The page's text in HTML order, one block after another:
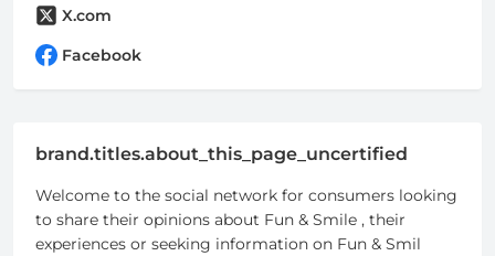
X.com
Facebook
brand.titles.about_this_page_uncertified
Welcome to the social network for consumers looking
to share their opinions about Fun & Smile , their
experiences or seeking information on Fun & Smil